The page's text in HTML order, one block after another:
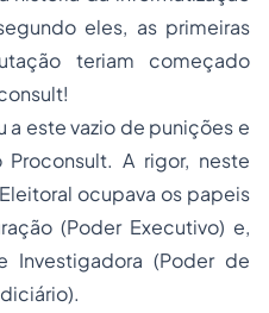
eles, as primeiras
teriam começado
a este vazio de punições e
A rigor, neste
ocupava os papeis
(Poder Executivo) e,
Investigadora (Poder de